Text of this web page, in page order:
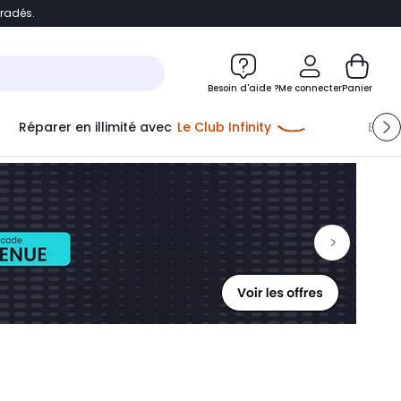
Besoin d'aide ?Me connecterPanier
Réparer en illimité avec Le Club Infinity